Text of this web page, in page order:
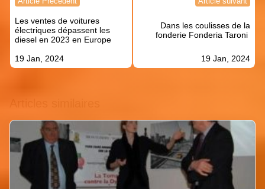
l’article
Les ventes de voitures
électriques dépassent les
diesel en 2023 en Europe
19 Jan, 2024
Dans les coulisses de la
fonderie Fonderia Taroni
19 Jan, 2024